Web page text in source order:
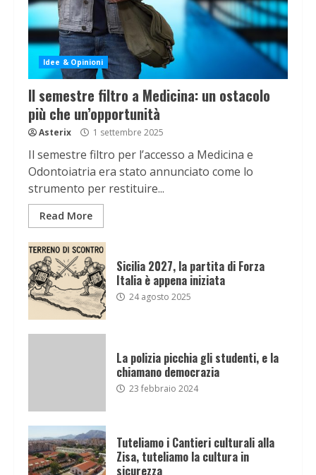
Idee & Opinioni
Il semestre filtro a Medicina: un ostacolo
più che un’opportunità
Asterix 1 settembre 2025
Il semestre filtro per l’accesso a Medicina e
Odontoiatria era stato annunciato come lo
strumento per restituire...
Read More
Sicilia 2027, la partita di Forza
Italia è appena iniziata
24 agosto 2025
La polizia picchia gli studenti, e la
chiamano democrazia
23 febbraio 2024
Tuteliamo i Cantieri culturali alla
Zisa, tuteliamo la cultura in
sicurezza